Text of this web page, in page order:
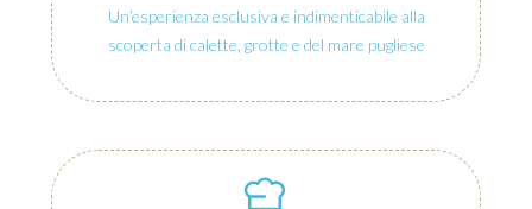
Un’esperienza esclusiva e indimenticabile alla
scoperta di calette, grotte e del mare pugliese